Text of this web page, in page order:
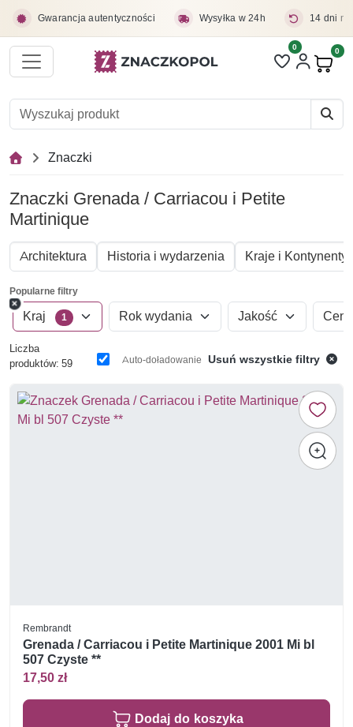
Gwarancja autentyczności Wysyłka w 24h 14 dni
Liczba pozycji
0 0
Znaczki
Znaczki Grenada / Carriacou i Petite
Martinique
Architektura Historia i wydarzenia Kraje i Kontynenty
Popularne filtry
Kraj 1 Rok wydania Jakość Cena
Liczba
produktów: 59
Auto-doładowanie Usuń wszystkie filtry
Rembrandt
Grenada / Carriacou i Petite Martinique 2001 Mi bl
507 Czyste **
17,50 zł
Dodaj do koszyka